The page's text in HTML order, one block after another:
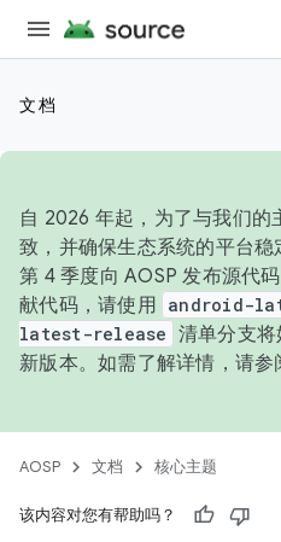
文档
自 2026 年起，为了与我们的
致，并确保生态系统的平台
第 4 季度向 AOSP 发布源代
献代码，请使用 android-
latest-release 清单分支
新版本。如需了解详情，请参
AOSP 文档 核心主题
该内容对您有帮助吗？